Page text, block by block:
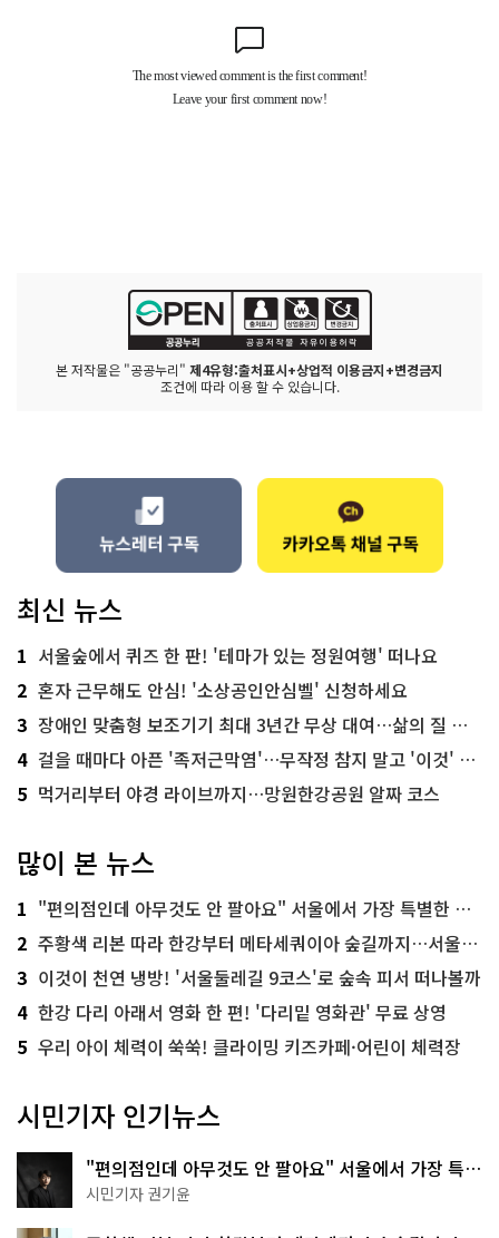
본 저작물은 "공공누리" 제4유형:출처표시+상업적 이용금지+변경금지
조건에 따라 이용 할 수 있습니다.
최신 뉴스
1 서울숲에서 퀴즈 한 판! '테마가 있는 정원여행' 떠나요
2 혼자 근무해도 안심! '소상공인안심벨' 신청하세요
3 장애인 맞춤형 보조기기 최대 3년간 무상 대여…삶의 질 높인다
4 걸을 때마다 아픈 '족저근막염'…무작정 참지 말고 '이것' 해보세요!
5 먹거리부터 야경 라이브까지…망원한강공원 알짜 코스
많이 본 뉴스
1 "편의점인데 아무것도 안 팔아요" 서울에서 가장 특별한 편의점의 정체
2 주황색 리본 따라 한강부터 메타세쿼이아 숲길까지…서울둘레길 15코스
3 이것이 천연 냉방! '서울둘레길 9코스'로 숲속 피서 떠나볼까
4 한강 다리 아래서 영화 한 편! '다리밑 영화관' 무료 상영
5 우리 아이 체력이 쑥쑥! 클라이밍 키즈카페·어린이 체력장
시민기자 인기뉴스
"편의점인데 아무것도 안 팔아요" 서울에서 가장 특별
한 편의점의 정체
시민기자 권기윤